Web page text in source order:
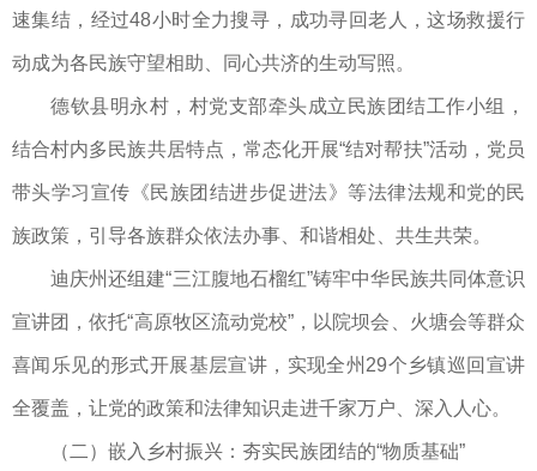
速集结，经过48小时全力搜寻，成功寻回老人，这场救援行
动成为各民族守望相助、同心共济的生动写照。
德钦县明永村，村党支部牵头成立民族团结工作小组，
结合村内多民族共居特点，常态化开展“结对帮扶”活动，党员
带头学习宣传《民族团结进步促进法》等法律法规和党的民
族政策，引导各族群众依法办事、和谐相处、共生共荣。
迪庆州还组建“三江腹地石榴红”铸牢中华民族共同体意识
宣讲团，依托“高原牧区流动党校”，以院坝会、火塘会等群众
喜闻乐见的形式开展基层宣讲，实现全州29个乡镇巡回宣讲
全覆盖，让党的政策和法律知识走进千家万户、深入人心。
（二）嵌入乡村振兴：夯实民族团结的“物质基础”